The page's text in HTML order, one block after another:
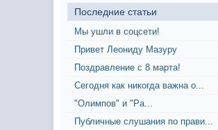
Последние статьи
Мы ушли в соцсети!
Привет Леониду Мазуру
Поздравление с 8 марта!
Сегодня как никогда важна о...
"Олимпов" и "Ра...
Публичные слушания по прави...